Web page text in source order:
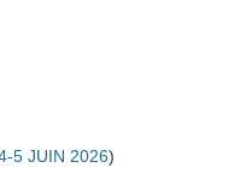
5 JUIN 2026)